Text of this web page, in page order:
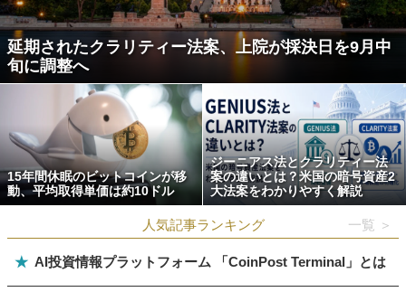
延期されたクラリティー法案、上院が採決日を9月中
旬に調整へ
15年間休眠のビットコインが移
動、平均取得単価は約10ドル
ジーニアス法とクラリティー法
案の違いとは？米国の暗号資産2
大法案をわかりやすく解説
人気記事ランキング 一覧 ＞
★ AI投資情報プラットフォーム 「CoinPost Terminal」とは